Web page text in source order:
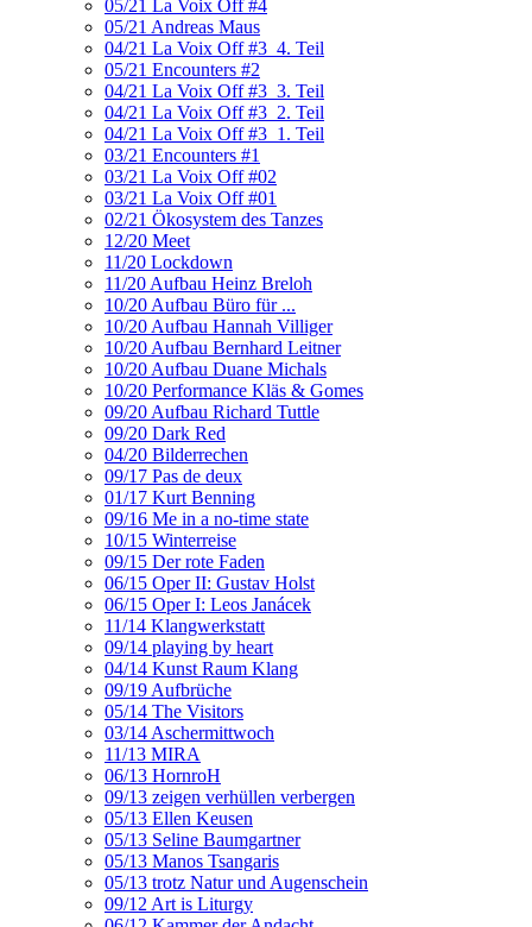
05/21 La Voix Off #4
05/21 Andreas Maus
04/21 La Voix Off #3_4. Teil
05/21 Encounters #2
04/21 La Voix Off #3_3. Teil
04/21 La Voix Off #3_2. Teil
04/21 La Voix Off #3_1. Teil
03/21 Encounters #1
03/21 La Voix Off #02
03/21 La Voix Off #01
02/21 Ökosystem des Tanzes
12/20 Meet
11/20 Lockdown
11/20 Aufbau Heinz Breloh
10/20 Aufbau Büro für ...
10/20 Aufbau Hannah Villiger
10/20 Aufbau Bernhard Leitner
10/20 Aufbau Duane Michals
10/20 Performance Kläs & Gomes
09/20 Aufbau Richard Tuttle
09/20 Dark Red
04/20 Bilderrechen
09/17 Pas de deux
01/17 Kurt Benning
09/16 Me in a no-time state
10/15 Winterreise
09/15 Der rote Faden
06/15 Oper II: Gustav Holst
06/15 Oper I: Leos Janácek
11/14 Klangwerkstatt
09/14 playing by heart
04/14 Kunst Raum Klang
09/19 Aufbrüche
05/14 The Visitors
03/14 Aschermittwoch
11/13 MIRA
06/13 HornroH
09/13 zeigen verhüllen verbergen
05/13 Ellen Keusen
05/13 Seline Baumgartner
05/13 Manos Tsangaris
05/13 trotz Natur und Augenschein
09/12 Art is Liturgy